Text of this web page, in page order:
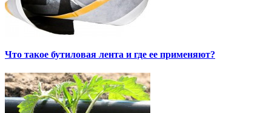
Что такое бутиловая лента и где ее применяют?